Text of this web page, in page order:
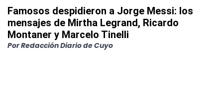
Famosos despidieron a Jorge Messi: los
mensajes de Mirtha Legrand, Ricardo
Montaner y Marcelo Tinelli
PorRedacción Diario de Cuyo